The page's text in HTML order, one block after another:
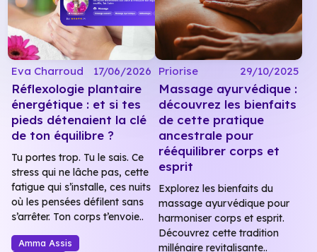
Eva Charroud 17/06/2026
Réflexologie plantaire
énergétique : et si tes
pieds détenaient la clé
de ton équilibre ?
Tu portes trop. Tu le sais. Ce
stress qui ne lâche pas, cette
fatigue qui s’installe, ces nuits
où les pensées défilent sans
s’arrêter. Ton corps t’envoie..
Amma Assis
Priorise 29/10/2025
Massage ayurvédique :
découvrez les bienfaits
de cette pratique
ancestrale pour
rééquilibrer corps et
esprit
Explorez les bienfaits du
massage ayurvédique pour
harmoniser corps et esprit.
Découvrez cette tradition
millénaire revitalisante..